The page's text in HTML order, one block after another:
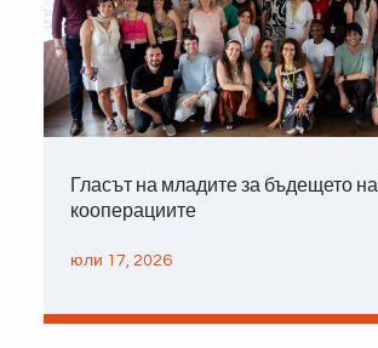
Гласът на младите за бъдещето на
кооперациите
юли 17, 2026